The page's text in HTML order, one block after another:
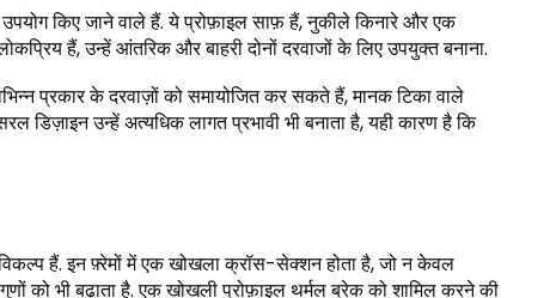
किए जाने वाले हैं. ये प्रोफ़ाइल साफ़ हैं, नुकीले किनारे और एक
हैं, उन्हें आंतरिक और बाहरी दोनों दरवाजों के लिए उपयुक्त बनाना.
प्रकार के दरवाज़ों को समायोजित कर सकते हैं, मानक टिका वाले
उन्हें अत्यधिक लागत प्रभावी भी बनाता है, यही कारण है कि
हैं. इन फ़्रेमों में एक खोखला क्रॉस-सेक्शन होता है, जो न केवल
भी बढ़ाता है. एक खोखली प्रोफ़ाइल थर्मल ब्रेक को शामिल करने की